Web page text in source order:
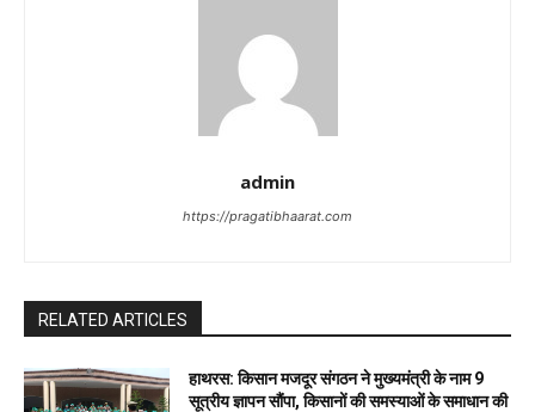
admin
https://pragatibhaarat.com
RELATED ARTICLES
हाथरस: किसान मजदूर संगठन ने मुख्यमंत्री के नाम 9
सूत्रीय ज्ञापन सौंपा, किसानों की समस्याओं के समाधान की